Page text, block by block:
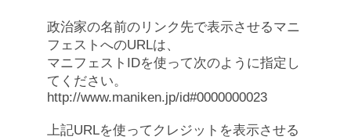
政治家の名前のリンク先で表示させるマニ
フェストへのURLは、
マニフェストIDを使って次のように指定し
てください。
http://www.maniken.jp/id#0000000023
上記URLを使ってクレジットを表示させる